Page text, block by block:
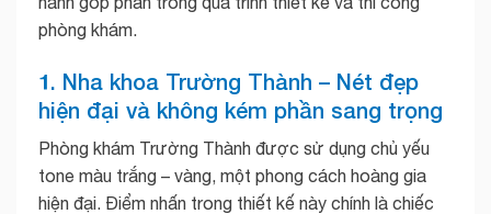
phòng khám.
1. Nha khoa Trường Thành – Nét đẹp
hiện đại và không kém phần sang trọng
Phòng khám Trường Thành được sử dụng chủ yếu
tone màu trắng – vàng, một phong cách hoàng gia
hiện đại. Điểm nhấn trong thiết kế này chính là chiếc